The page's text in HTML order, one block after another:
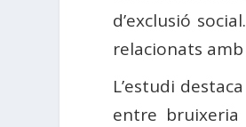
d’exclusió
relacionats
L’estudi
entre bruixeria